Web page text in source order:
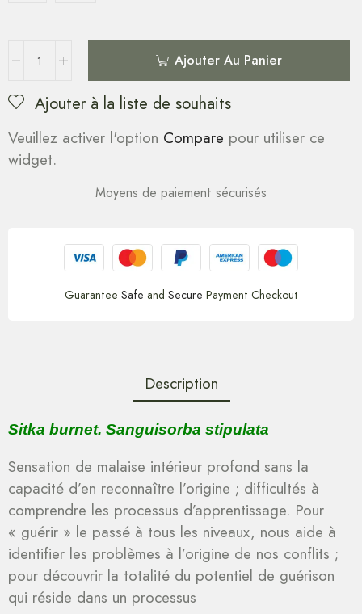
Ajouter Au Panier
Ajouter à la liste de souhaits
Veuillez activer l'option Compare pour utiliser ce
widget.
Moyens de paiement sécurisés
Guarantee Safe and Secure Payment Checkout
Description
Sitka burnet. Sanguisorba stipulata
Sensation de malaise intérieur profond sans la
capacité d’en reconnaître l’origine ; difficultés à
comprendre les processus d’apprentissage. Pour
« guérir » le passé à tous les niveaux, nous aide à
identifier les problèmes à l’origine de nos conflits ;
pour découvrir la totalité du potentiel de guérison
qui réside dans un processus